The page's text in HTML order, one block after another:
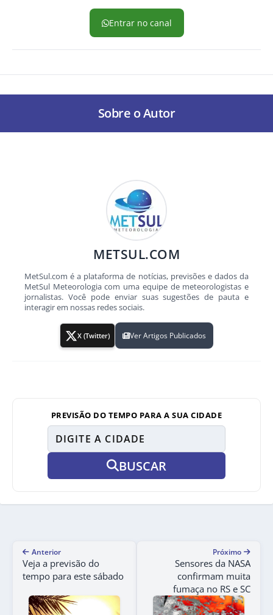
Entrar no canal
Sobre o Autor
METSUL.COM
MetSul.com é a plataforma de notícias, previsões e dados da
MetSul Meteorologia com uma equipe de meteorologistas e
jornalistas. Você pode enviar suas sugestões de pauta e
interagir em nossas redes sociais.
X (Twitter) Ver Artigos Publicados
PREVISÃO DO TEMPO PARA A SUA CIDADE
BUSCAR
Anterior
Veja a previsão do
tempo para este sábado
Próximo
Sensores da NASA
confirmam muita
fumaça no RS e SC